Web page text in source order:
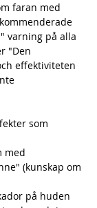
faran med
varning på alla
"Den
effektiviteten
som
med
(kunskap om
på huden